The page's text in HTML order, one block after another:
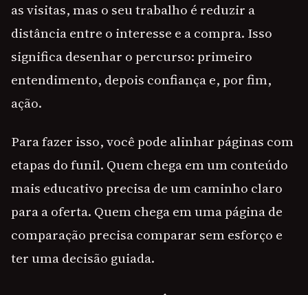
as visitas, mas o seu trabalho é reduzir a
distância entre o interesse e a compra. Isso
significa desenhar o percurso: primeiro
entendimento, depois confiança e, por fim,
ação.
Para fazer isso, você pode alinhar páginas com
etapas do funil. Quem chega em um conteúdo
mais educativo precisa de um caminho claro
para a oferta. Quem chega em uma página de
comparação precisa comparar sem esforço e
ter uma decisão guiada.